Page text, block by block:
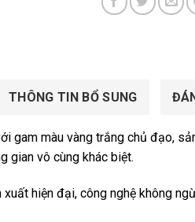
THÔNG TIN BỔ SUNG
gam màu vàng trắng chủ đạo,
gian vô cùng khác biệt.
hiện đại, công nghệ không